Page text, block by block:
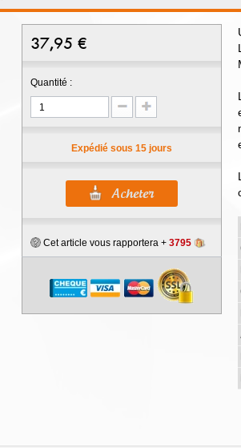
37,95 €
Quantité :
Expédié sous 15 jours
Cet article vous rapportera + 3795